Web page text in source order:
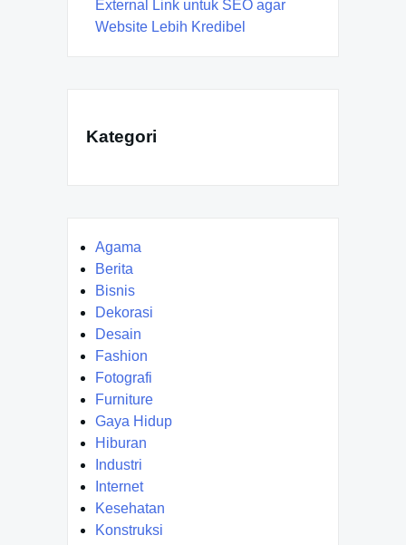
External Link untuk SEO agar
Website Lebih Kredibel
Kategori
Agama
Berita
Bisnis
Dekorasi
Desain
Fashion
Fotografi
Furniture
Gaya Hidup
Hiburan
Industri
Internet
Kesehatan
Konstruksi